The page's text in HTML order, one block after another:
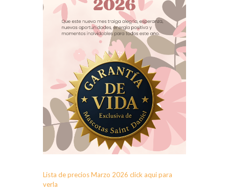
Lista de precios Marzo 2026 click aqui para
verla